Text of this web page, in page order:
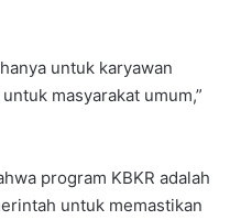
untuk karyawan
masyarakat umum,”
program KBKR adalah
untuk memastikan